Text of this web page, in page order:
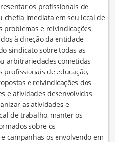
os profissionais de
chefia imediata em seu local de
problemas e reivindicações
à direção da entidade
sindicato sobre todas as
arbitrariedades cometidas
profissionais de educação,
e reivindicações dos
e atividades desenvolvidas
as atividades e
de trabalho, manter os
sobre os
campanhas os envolvendo em